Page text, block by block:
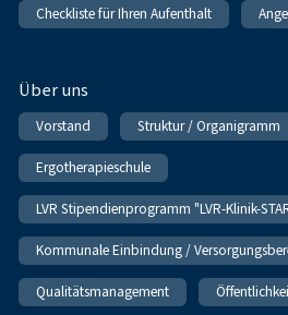
Checkliste für Ihren Aufenthalt
Über uns
Vorstand Struktur / Organigramm
Ergotherapieschule
LVR Stipendienprogramm "LVR-Klinik-
Kommunale Einbindung /
Qualitätsmanagement